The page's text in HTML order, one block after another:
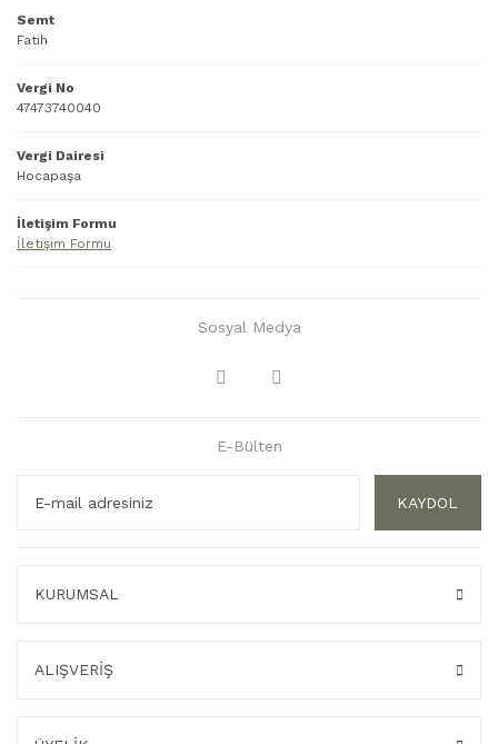
Semt
Fatih
Vergi No
47473740040
Vergi Dairesi
Hocapaşa
İletişim Formu
İletişim Formu
Sosyal Medya
E-Bülten
KAYDOL
KURUMSAL
ALIŞVERİŞ